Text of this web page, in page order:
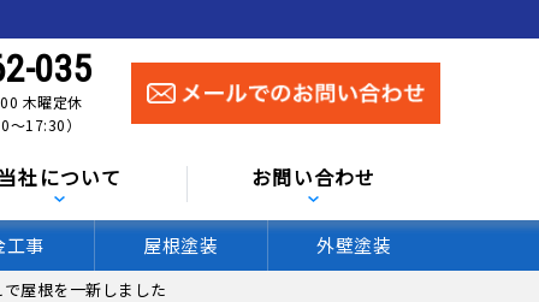
035
木曜定休
〜17:30）
社について お問い合わせ
工事 屋根塗装 外壁塗装
屋根を一新しました